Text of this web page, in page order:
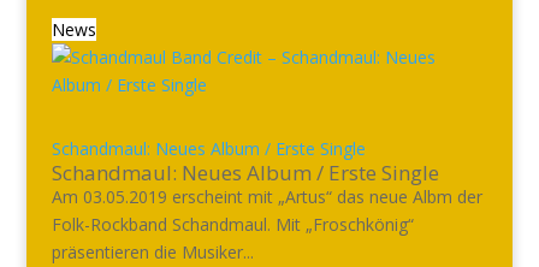
News
Schandmaul: Neues Album / Erste Single
Schandmaul: Neues Album / Erste Single
Am 03.05.2019 erscheint mit „Artus“ das neue Albm der
Folk-Rockband Schandmaul. Mit „Froschkönig“
präsentieren die Musiker...